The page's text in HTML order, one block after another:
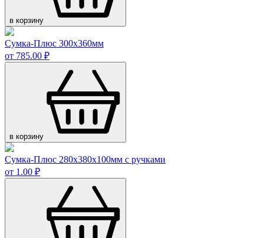
в корзину
Сумка-Плюс 300х360мм
от 785.00 ₽
в корзину
Сумка-Плюс 280х380х100мм с ручками
от 1.00 ₽